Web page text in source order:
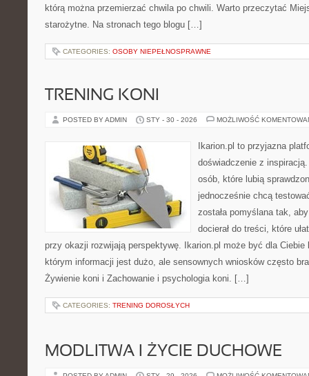
którą można przemierzać chwila po chwili. Warto przeczytać
starożytne. Na stronach tego blogu […]
CATEGORIES: OSOBY NIEPEŁNOSPRAWNE
TRENING KONI
POSTED BY ADMIN STY - 30 - 2026 MOŻLIWOŚĆ
Ikarion.pl to przyjazna
doświadczenie z
osób, które lubią
jednocześnie chcą
została pomyślana tak,
docierał do treści, które
przy okazji rozwijają perspektywę. Ikarion.pl może być dla Ciebie
którym informacji jest dużo, ale sensownych wniosków często
Żywienie koni i Zachowanie i psychologia koni. […]
CATEGORIES: TRENING DOROSŁYCH
MODLITWA I ŻYCIE DUCHOWE